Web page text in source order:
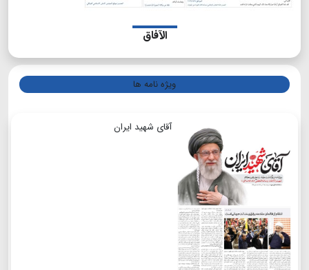
الآفاق
ویژه نامه ها
آقای شهید ایران